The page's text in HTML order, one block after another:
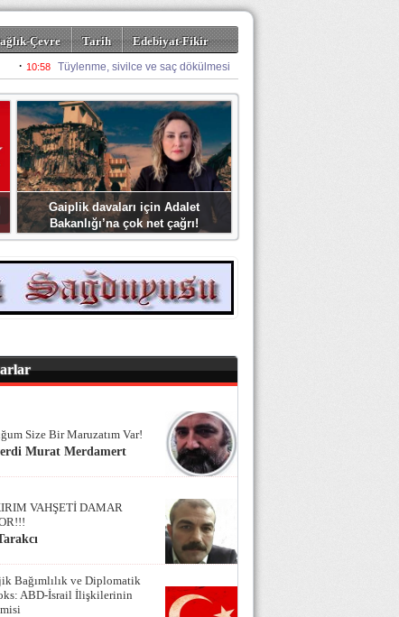
Çevre Tarih
Edebiyat-Fikir
Gaiplik davaları için Adalet
Bakanlığı’na çok net çağrı!
Size Bir Maruzatım Var!
Murat Merdamert
VAHŞETİ DAMAR
Bağımlılık ve Diplomatik
ABD-İsrail İlişkilerinin